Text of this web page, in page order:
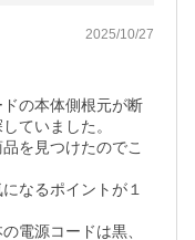
2025/10/27
の本体側根元が断
ていました。
を見つけたのでこ
なるポイントが１
電源コードは黒、